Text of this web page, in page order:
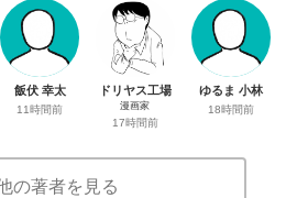
飯伏 幸太
11時間前
ドリヤス工場
漫画家
17時間前
ゆるま 小林
18時間前
の著者を見る